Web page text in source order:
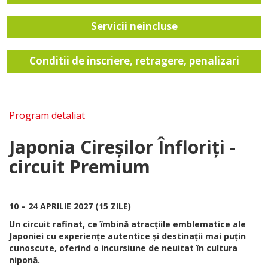
Servicii neincluse
Conditii de inscriere, retragere, penalizari
Program detaliat
Japonia Cireșilor Înfloriți -
circuit Premium
10 – 24 APRILIE 2027 (15 ZILE)
Un circuit rafinat, ce îmbină atracțiile emblematice ale
Japoniei cu experiențe autentice și destinații mai puțin
cunoscute, oferind o incursiune de neuitat în cultura
niponă.